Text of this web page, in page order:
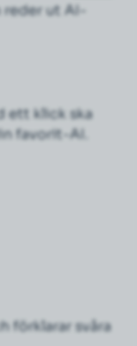
ut AI-
ett klick ska
favorit-AI.
förklarar svåra